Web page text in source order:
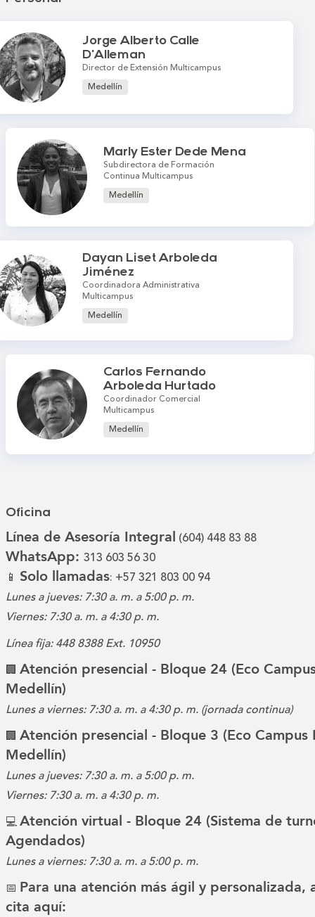
Jorge Alberto Calle
D'Alleman
Director de Extensión Multicampus
Medellín
Marly Ester Dede Mena
Subdirectora de Formación
Continua Multicampus
Medellín
Dayan Liset Arboleda
Jiménez
Coordinadora Administrativa
Multicampus
Medellín
Carlos Fernando
Arboleda Hurtado
Coordinador Comercial
Multicampus
Medellín
Oficina
Línea de Asesoría Integral (604) 448 83 88
WhatsApp: 313 603 56 30
📱 Solo llamadas: +57 321 803 00 94
Lunes a jueves: 7:30 a. m. a 5:00 p. m.
Viernes: 7:30 a. m. a 4:30 p. m.
Línea fija: 448 8388 Ext. 10950
🏢 Atención presencial - Bloque 24 (Eco
Medellín)
Lunes a viernes: 7:30 a. m. a 4:30 p. m. (jornada continua)
🏢 Atención presencial - Bloque 3 (Eco Campus
Medellín)
Lunes a jueves: 7:30 a. m. a 5:00 p. m.
Viernes: 7:30 a. m. a 4:30 p. m.
💻Atención virtual - Bloque 24 (Sistema de
Agendados)
Lunes a viernes: 7:30 a. m. a 5:00 p. m.
📅 Para una atención más ágil y personalizada,
cita aquí: